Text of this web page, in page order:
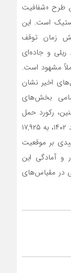
طرح «شفافیت
است. این
زمان توقف
ریلی و جاده‌ای
مشهود است.
اخیر نشان
بخش‌های
رکورد حمل
کل محصولات جاده‌ای از ۱۷,۸۹۷ تن در اسفند ۱۴۰۲، به ۱۷,۹۲۵
تأییدی بر موقعیت
و آمادگی این
در مقیاس‌های